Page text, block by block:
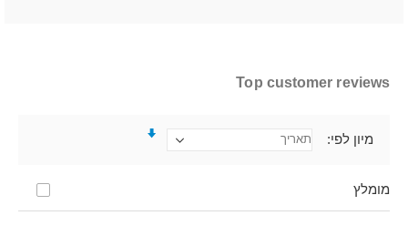
Top customer reviews
מומלץ
מיון לפי